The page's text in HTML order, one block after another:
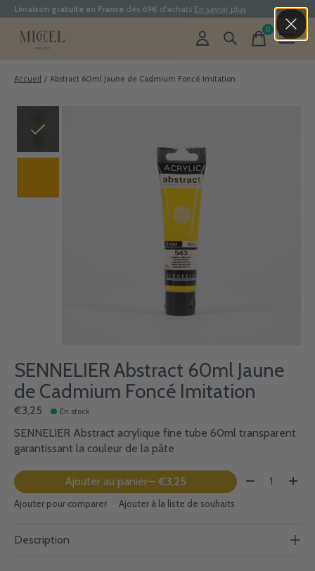
Livraison gratuite en France dès 69€ d'achats En savoir plus
0items
Accueil / Abstract 60ml Jaune de Cadmium Foncé Imitation
SENNELIER Abstract 60ml Jaune
de Cadmium Foncé Imitation
€3,25 En stock
SENNELIER Abstract acrylique fine tube 60ml transparent
garantissant la couleur de la pâte
Ajouter au panier — €3,25 Quantité:
Ajouter pour comparer Ajouter à la liste de souhaits
Description